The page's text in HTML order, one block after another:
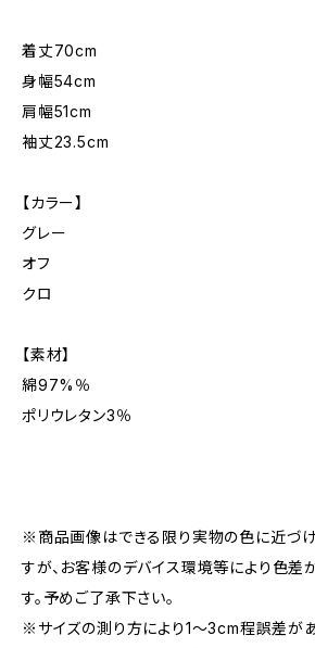
着丈70cm
身幅54cm
肩幅51cm
袖丈23.5cm
【カラー】
グレー
オフ
クロ
【素材】
綿97%％
ポリウレタン3％
※商品画像はできる限り実物の色に近づけ
すが、お客様のデバイス環境等により色差
す。予めご了承下さい。
※サイズの測り方により1〜3cm程誤差が